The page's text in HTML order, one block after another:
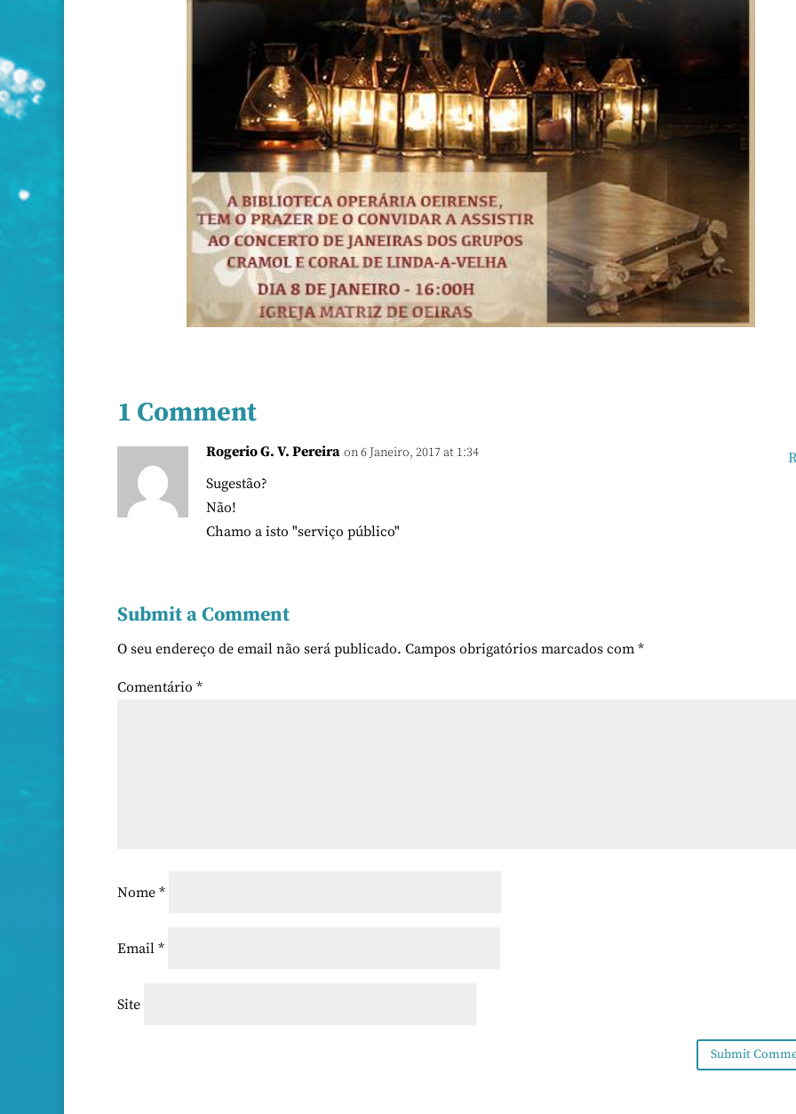
1 Comment
Rogerio G. V. Pereira on 6 Janeiro, 2017 at 1:34
Sugestão?
Não!
Chamo a isto "serviço público"
Submit a Comment
O seu endereço de email não será publicado. Campos obrigatórios marcados com *
Comentário *
Nome *
Email *
Site